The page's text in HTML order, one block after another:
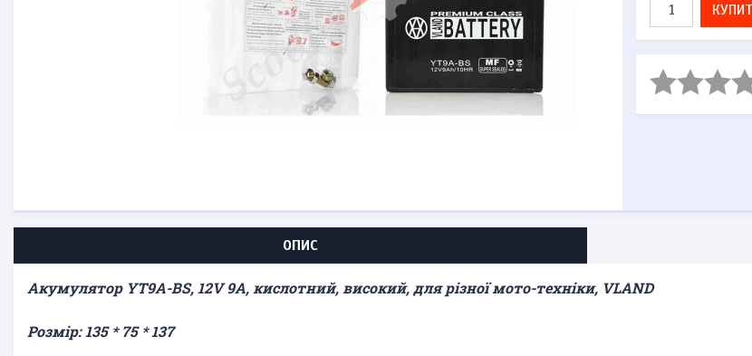
ОПИС
Акумулятор YT9A-BS, 12V 9A, кислотний, високий, для різної мото-техніки, VLAND
Розмір: 135 * 75 * 137